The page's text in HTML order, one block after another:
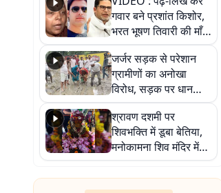
देखें वीडियो
गवार बने प्रशांत किशोर,
भरत भूषण तिवारी की माँ ने
कहा नहीं थी उम्मीद, बेटा
था तो किसी को बोलने की
नहीं थी हिम्मत
जर्जर सड़क से परेशान
ग्रामीणों का अनोखा
विरोध, सड़क पर धान
रोपकर और खाद डालकर
जताया आक्रोश
श्रावण दशमी पर
शिवभक्ति में डूबा बेतिया,
मनोकामना शिव मंदिर में
हुआ भव्य श्रृंगार